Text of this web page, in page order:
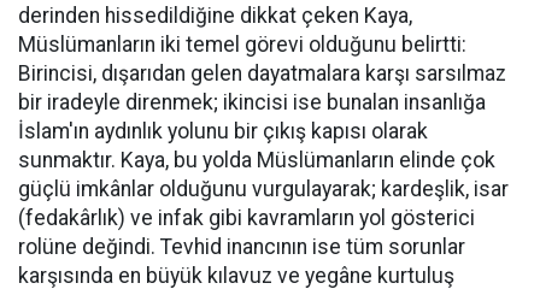
derinden hissedildiğine dikkat çeken Kaya,
Müslümanların iki temel görevi olduğunu belirtti:
Birincisi, dışarıdan gelen dayatmalara karşı sarsılmaz
bir iradeyle direnmek; ikincisi ise bunalan insanlığa
İslam'ın aydınlık yolunu bir çıkış kapısı olarak
sunmaktır. Kaya, bu yolda Müslümanların elinde çok
güçlü imkânlar olduğunu vurgulayarak; kardeşlik, isar
(fedakârlık) ve infak gibi kavramların yol gösterici
rolüne değindi. Tevhid inancının ise tüm sorunlar
karşısında en büyük kılavuz ve yegâne kurtuluş